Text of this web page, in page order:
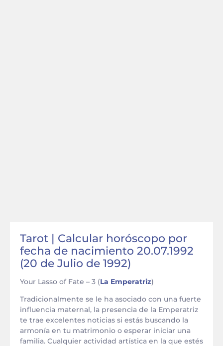
Tarot | Calcular horóscopo por
fecha de nacimiento 20.07.1992
(20 de Julio de 1992)
Your Lasso of Fate – 3 (La Emperatriz)
Tradicionalmente se le ha asociado con una fuerte
influencia maternal, la presencia de la Emperatriz
te trae excelentes noticias si estás buscando la
armonía en tu matrimonio o esperar iniciar una
familia. Cualquier actividad artística en la que estés